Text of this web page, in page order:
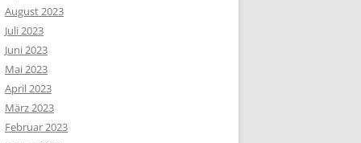
August 2023
Juli 2023
Juni 2023
Mai 2023
April 2023
März 2023
Februar 2023